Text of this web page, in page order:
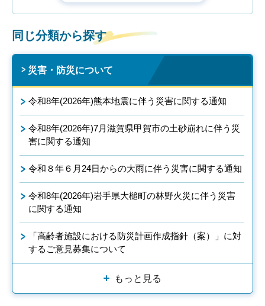
同じ分類から探す
災害・防災について
令和8年(2026年)熊本地震に伴う災害に関する通知
令和8年(2026年)7月滋賀県甲賀市の土砂崩れに伴う災
害に関する通知
令和８年６月24日からの大雨に伴う災害に関する通知
令和8年(2026年)岩手県大槌町の林野火災に伴う災害
に関する通知
「高齢者施設における防災計画作成指針（案）」に対
するご意見募集について
もっと見る